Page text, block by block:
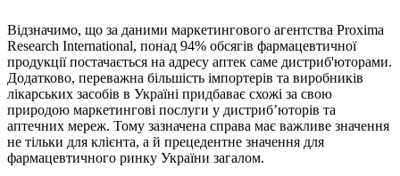
Відзначимо, що за даними маркетингового агентства Proxima
Research International, понад 94% обсягів фармацевтичної
продукції постачається на адресу аптек саме дистриб'юторами.
Додатково, переважна більшість імпортерів та виробників
лікарських засобів в Україні придбаває схожі за свою
природою маркетингові послуги у дистриб’юторів та
аптечних мереж. Тому зазначена справа має важливе значення
не тільки для клієнта, а й прецедентне значення для
фармацевтичного ринку України загалом.